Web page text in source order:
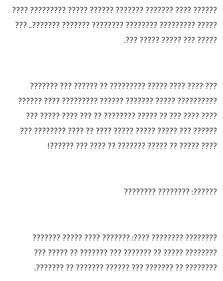
?????? ???? ??????? ??????? ?????? ????? ????????? ????
????? ????????? ???????? ???????? ??????? ???????.. ???
????? ??? ????? ????? ???.
??? ???? ???? ????? ????????? ?? ?????? ??? ???????
?????????? ????? ??????? ?????? ????????? ???? ??????
???? ???? ??? ?? ????? ???????? ?? ??? ???? ????? ???
?????? ??? ????? ????? ????? ???? ?? ???? ???????? ???
???? ????? ?? ????? ??????? ?? ???? ??? ??????!
??????: ???????? ????????
???????? ???????? ????: ??????? ???? ????? ???????
???????? ????? ?? ??????? ??? ??????? ?? ????? ???
???????? ?? ??????? ??? ?????? ??????? ?? ???????.